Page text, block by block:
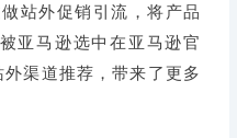
站外促销引流，将产品
亚马逊选中在亚马逊官
渠道推荐，带来了更多